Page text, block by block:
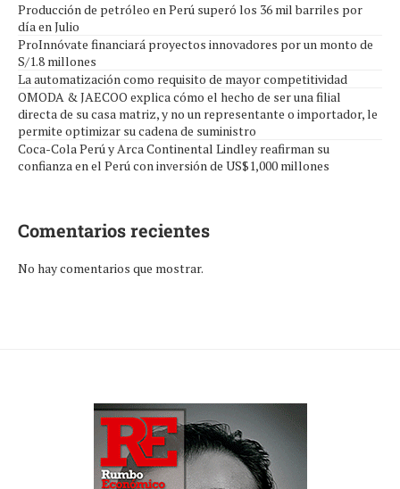
Producción de petróleo en Perú superó los 36 mil barriles por
día en Julio
ProInnóvate financiará proyectos innovadores por un monto de
S/1.8 millones
La automatización como requisito de mayor competitividad
OMODA & JAECOO explica cómo el hecho de ser una filial
directa de su casa matriz, y no un representante o importador, le
permite optimizar su cadena de suministro
Coca-Cola Perú y Arca Continental Lindley reafirman su
confianza en el Perú con inversión de US$1,000 millones
Comentarios recientes
No hay comentarios que mostrar.